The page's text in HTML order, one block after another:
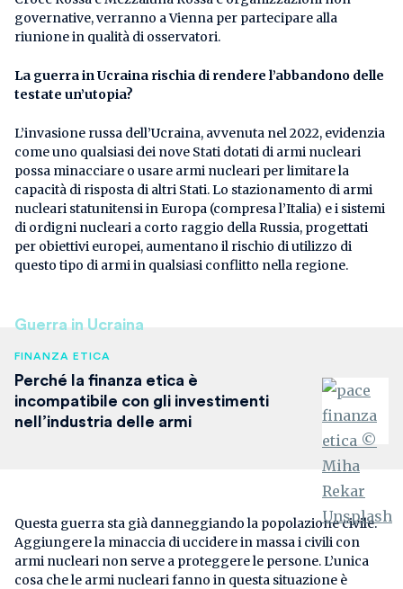
governative, verranno a Vienna per partecipare alla
riunione in qualità di osservatori.
La guerra in Ucraina rischia di rendere l’abbandono delle
testate un’utopia?
L’invasione russa dell’Ucraina, avvenuta nel 2022, evidenzia
come uno qualsiasi dei nove Stati dotati di armi nucleari
possa minacciare o usare armi nucleari per limitare la
capacità di risposta di altri Stati. Lo stazionamento di armi
nucleari statunitensi in Europa (compresa l’Italia) e i sistemi
di ordigni nucleari a corto raggio della Russia, progettati
per obiettivi europei, aumentano il rischio di utilizzo di
questo tipo di armi in qualsiasi conflitto nella regione.
Guerra in Ucraina
FINANZA ETICA
Perché la finanza etica è
incompatibile con gli investimenti
nell’industria delle armi
Questa guerra sta già danneggiando la popolazione civile.
Aggiungere la minaccia di uccidere in massa i civili con
armi nucleari non serve a proteggere le persone. L’unica
cosa che le armi nucleari fanno in questa situazione è